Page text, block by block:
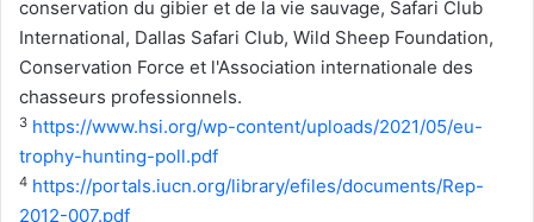
conservation du gibier et de la vie sauvage, Safari Club
International, Dallas Safari Club, Wild Sheep Foundation,
Conservation Force et l'Association internationale des
chasseurs professionnels.
3 https://www.hsi.org/wp-content/uploads/2021/05/eu-
trophy-hunting-poll.pdf
4 https://portals.iucn.org/library/efiles/documents/Rep-
2012-007.pdf